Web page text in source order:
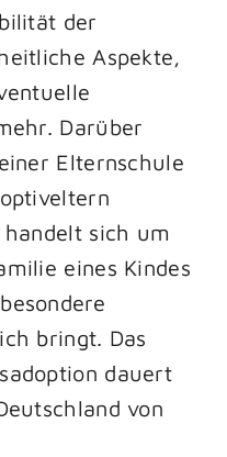
der
Aspekte,
Darüber
Elternschule
sich um
eines Kindes
bringt. Das
dauert
von